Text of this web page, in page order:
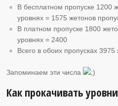
В бесплатном пропуске 1200
уровнях = 1575 жетонов
В платном пропуске 1800
уровнях = 2400
Всего в обоих пропусках 3975
Запоминаем эти числа
Как прокачивать